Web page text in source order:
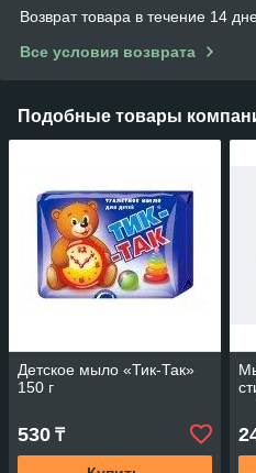
Возврат товара в течение 14
Все условия возврата
Подобные товары
Детское мыло «Тик-Так»
150 г
530 ₸